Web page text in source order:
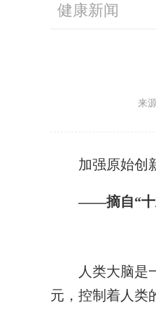
健康新闻
来
加强原始创新
——摘自“十
人类大脑是一
元，控制着人类